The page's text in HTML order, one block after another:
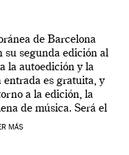
de Barcelona
su segunda edición al
la autoedición y la
entrada es gratuita, y
a la edición, la
de música. Será el
MÁS